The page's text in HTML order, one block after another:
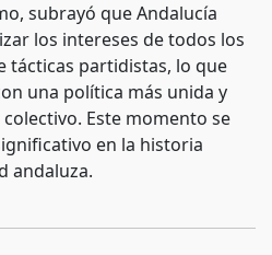
subrayó que Andalucía
los intereses de todos los
tácticas partidistas, lo que
una política más unida y
Este momento se
en la historia
andaluza.